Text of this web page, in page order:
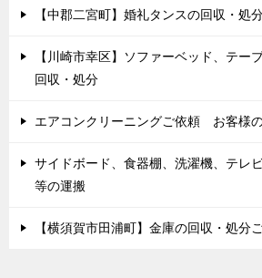
【中郡二宮町】婚礼タンスの回収・
【川崎市幸区】ソファーベッド、テー
回収・処分
エアコンクリーニングご依頼 お客様
サイドボード、食器棚、洗濯機、テレ
等の運搬
【横須賀市田浦町】金庫の回収・処